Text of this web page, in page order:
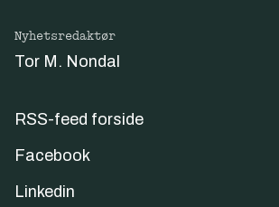
Nyhetsredaktør
Tor M. Nondal
RSS-feed forside
Facebook
Linkedin